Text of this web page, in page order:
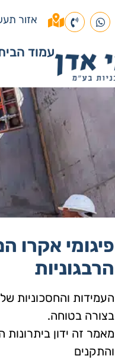
אזור
עמוד
פיגומי אקרו
הרבגוניות
העמידות והחסכוניות
בצורה בטוחה.
והתקנים